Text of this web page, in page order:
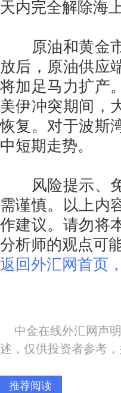
天内完全解除海
原油和黄金市
放后，原油供应
将加足马力扩产
美伊冲突期间，
恢复。对于波斯
中短期走势。
风险提示、免
需谨慎。以上内
作建议。请勿将
分析师的观点可
返回外汇网首页
中金在线外汇网声
述，仅供投资者参考
推荐阅读